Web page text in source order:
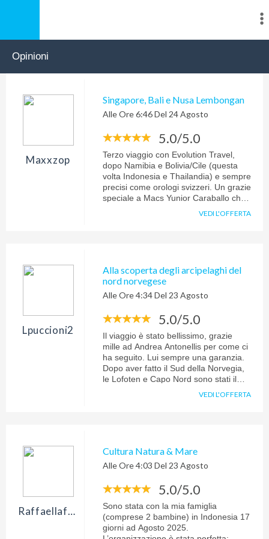
Opinioni
Maxxzop
Singapore, Bali e Nusa Lembongan
Alle Ore 6:46 Del 24 Agosto
5.0/5.0
Terzo viaggio con Evolution Travel,
dopo Namibia e Bolivia/Cile (questa
volta Indonesia e Thailandia) e sempre
precisi come orologi svizzeri. Un grazie
speciale a Macs Yunior Caraballo che
VEDI L'OFFERTA
Lpuccioni2
Alla scoperta degli arcipelaghi del
nord norvegese
Alle Ore 4:34 Del 23 Agosto
5.0/5.0
Il viaggio è stato bellissimo, grazie
mille ad Andrea Antonellis per come ci
ha seguito. Lui sempre una garanzia.
Dopo aver fatto il Sud della Norvegia,
le Lofoten e Capo Nord sono stati il
VEDI L'OFFERTA
Raffaellafermanelli
Cultura Natura & Mare
Alle Ore 4:03 Del 23 Agosto
5.0/5.0
Sono stata con la mia famiglia
(comprese 2 bambine) in Indonesia 17
giorni ad Agosto 2025.